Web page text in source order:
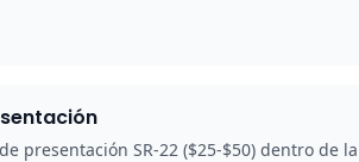
presentación SR-22 ($25-$50) dentro